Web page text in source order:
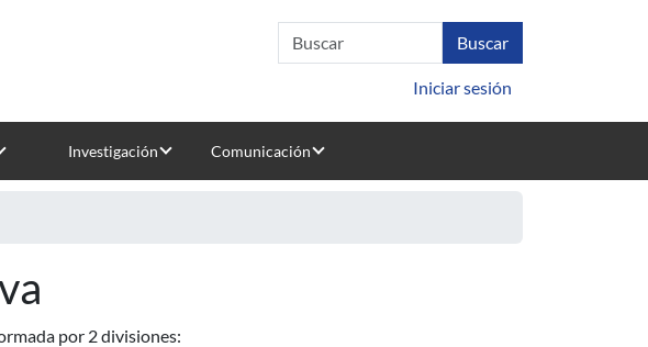
Iniciar sesión
Investigación Comunicación
por 2 divisiones: